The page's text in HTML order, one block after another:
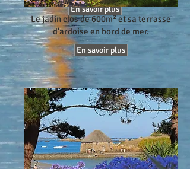
En savoir plus
Le jadin clos de 600m² et sa terrasse
d'ardoise en bord de mer.
En savoir plus